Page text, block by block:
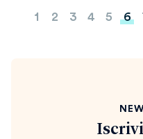
Paginazione
1 2 3 4 5 6